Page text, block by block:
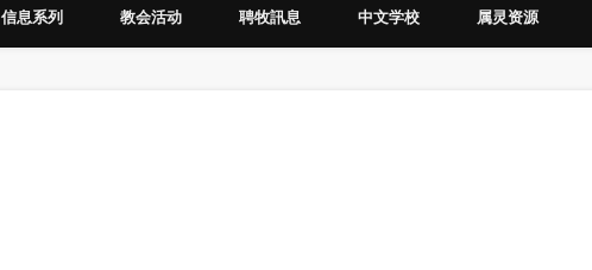
信息系列 教会活动 聘牧訊息 中文学校 属灵资源